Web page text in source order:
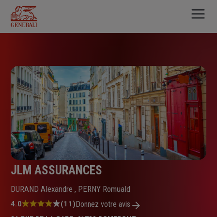
contenu
principal
JLM ASSURANCES
DURAND Alexandre , PERNY Romuald
Note
4.0 (11)Donnez votre avis